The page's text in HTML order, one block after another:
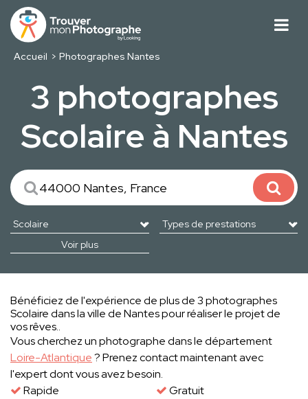
Accueil Photographes Nantes
3 photographes
Scolaire à Nantes
Voir plus
Bénéficiez de l'expérience de plus de 3 photographes
Scolaire dans la ville de Nantes pour réaliser le projet de
vos rêves..
Vous cherchez un photographe dans le département
Loire-Atlantique? Prenez contact maintenant avec
l'expert dont vous avez besoin.
Rapide
Gratuit